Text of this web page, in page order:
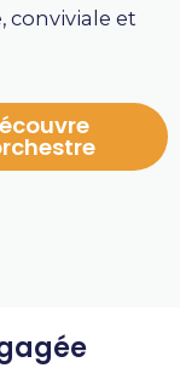
conviviale et